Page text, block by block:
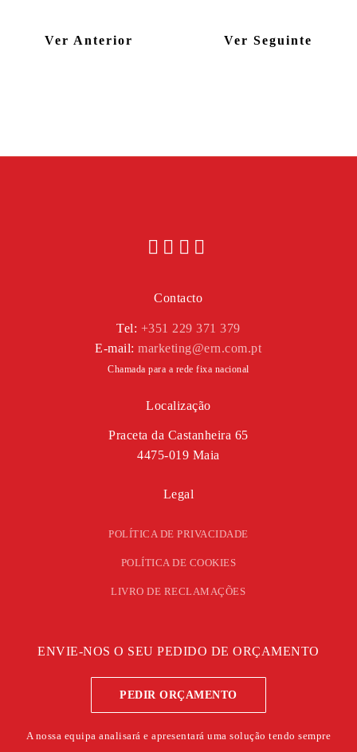
Ver Anterior Ver Seguinte
Contacto
Tel: +351 229 371 379
E-mail:marketing@ern.com.pt
Chamada para a rede fixa nacional
Localização
Praceta da Castanheira 65
4475-019 Maia
Legal
POLÍTICA DE PRIVACIDADE
POLÍTICA DE COOKIES
LIVRO DE RECLAMAÇÕES
ENVIE-NOS O SEU PEDIDO DE ORÇAMENTO
PEDIR ORÇAMENTO
A nossa equipa analisará e apresentará uma solução tendo sempre